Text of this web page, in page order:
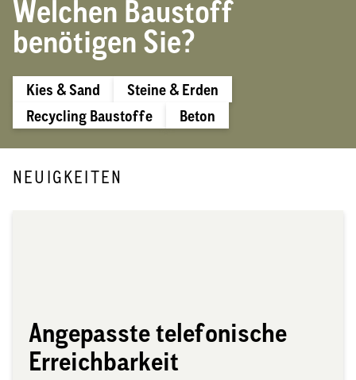
Welchen Baustoff
benötigen Sie?
Kies & Sand
Steine & Erden
Recycling Baustoffe
Beton
NEUIGKEITEN
Angepasste telefonische
Erreichbarkeit